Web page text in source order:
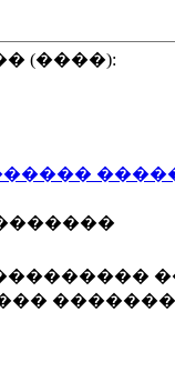
(����):